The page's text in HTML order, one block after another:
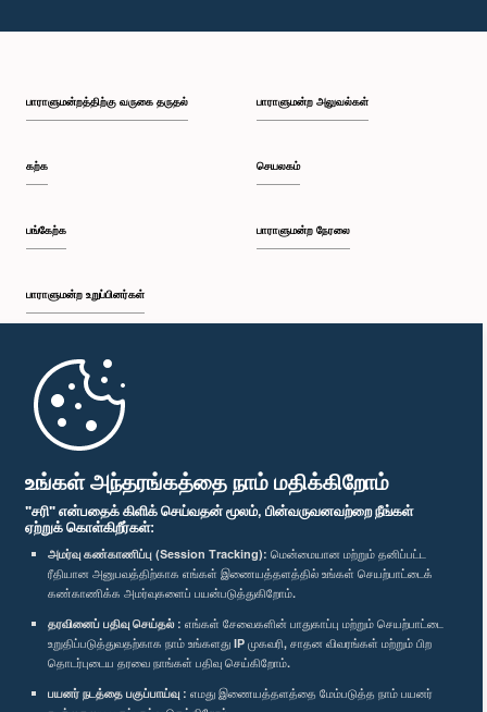
உங்கள் அந்தரங்கத்தை நாம் மதிக்கிறோம்
"சரி" என்பதைக் கிளிக் செய்வதன் மூலம், பின்வருவனவற்றை நீங்கள்
ஏற்றுக் கொள்கிறீர்கள்:
அமர்வு கண்காணிப்பு (Session Tracking): மென்மையான மற்றும் தனிப்பட்ட
ரீதியான அனுபவத்திற்காக எங்கள் இணையத்தளத்தில் உங்கள் செயற்பாட்டைக்
கண்காணிக்க அமர்வுகளைப் பயன்படுத்துகிறோம்.
தரவினைப் பதிவு செய்தல் : எங்கள் சேவைகளின் பாதுகாப்பு மற்றும் செயற்பாட்டை
உறுதிப்படுத்துவதற்காக நாம் உங்களது IP முகவரி, சாதன விவரங்கள் மற்றும் பிற
தொடர்புடைய தரவை நாங்கள் பதிவு செய்கிறோம்.
பயனர் நடத்தை பகுப்பாய்வு : எமது இணையத்தளத்தை மேம்படுத்த நாம் பயனர்
பாராளுமன்றத்திற்கு வருகை தருதல்
கற்க
பங்கேற்க
பாராளுமன்ற உறுப்பினர்கள்
முதற்பக்கம்
பாராளுமன்ற அலுவல்கள்
செயலகம்
பாராளுமன்ற நேரலை
பாராளுமன்ற கையடக்க செயலி
எம்மை பின்தொடர்க :
விருதுகள்